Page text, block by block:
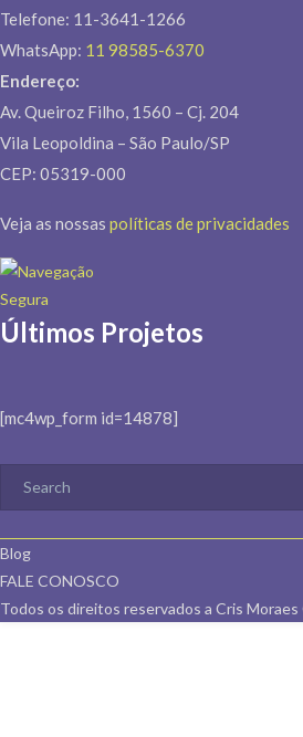
Telefone: 11-3641-1266
WhatsApp: 11 98585-6370
Endereço:
Av. Queiroz Filho, 1560 – Cj. 204
Vila Leopoldina – São Paulo/SP
CEP: 05319-000
Veja as nossas políticas de privacidades
Últimos Projetos
[mc4wp_form id=14878]
Blog
FALE CONOSCO
Todos os direitos reservados a Cris Moraes